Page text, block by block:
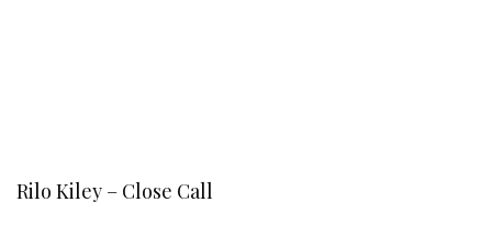
Rilo Kiley – Close Call